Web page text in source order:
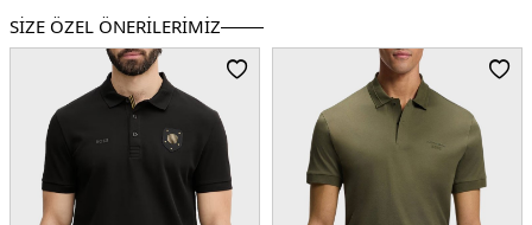
Üretim Yeri :Vietnam
5DY150488266260.17
SİZE ÖZEL ÖNERİLERİMİZ